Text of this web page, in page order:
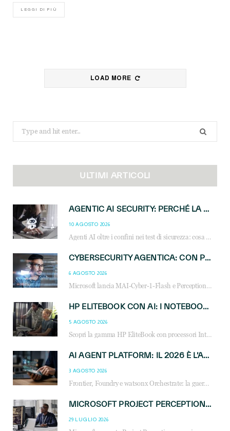
LEGGI DI PIÙ
LOAD MORE
Search
for:
ULTIMI ARTICOLI
AGENTIC AI SECURITY: PERCHÉ LA GOVERNANCE DEGLI AGENTI È LA NUOVA FRONTIERA DEL CANALE IT
10 AGOSTO 2026
Agenti AI oltre i confini nei test di sicurezza: cosa significa per reseller e MSP e come governare l’AI agentica in azienda.
CYBERSECURITY AGENTICA: CON PERCEPTION E MAI-CYBER-1-FLASH MICROSOFT APRE NUOVI SERVIZI PER IL CANALE
6 AGOSTO 2026
Microsoft lancia MAI-Cyber-1-Flash e Perception: cybersecurity agentica in preview dal 3 novembre. Cosa cambia per MSP, system integrator e reseller.
HP ELITEBOOK CON AI: I NOTEBOOK BUSINESS INTELLIGENTI CHE TRASFORMANO PRODUTTIVITÀ, SICUREZZA E LAVORO IBRIDO
5 AGOSTO 2026
Scopri la gamma HP EliteBook con processori Intel® Core™ Ultra e AMD Ryzen™ AI. Notebook business progettati per aumentare la produttività, migliorare la collaborazione e garantire sicurezza avanzata in ufficio e in mobilità.
AI AGENT PLATFORM: IL 2026 È L’ANNO DEL «SISTEMA OPERATIVO» PER GLI AGENTI AZIENDALI
3 AGOSTO 2026
Frontier, Foundry e watsonx Orchestrate: la guerra delle piattaforme AI agent ridisegna il mercato IT. Cosa cambia per reseller, MSP e system integrator.
MICROSOFT PROJECT PERCEPTION: COME GLI AGENTI AI CAMBIERANNO SOC, CYBERSECURITY E SERVIZI MSP
29 LUGLIO 2026